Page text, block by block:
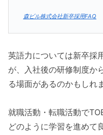
森ビル株式会社新卒採用FAQ
英語力については新卒採
が、入社後の研修制度か
る場面があるのかもしれ
就職活動・転職活動で
どのように学習を進めて